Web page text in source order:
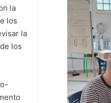
la
los
la
los